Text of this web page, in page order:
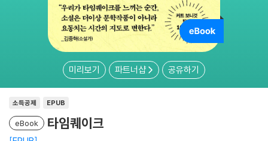
미리보기 파트너샵 공유하기
소득공제 EPUB
eBook 타임퀘이크